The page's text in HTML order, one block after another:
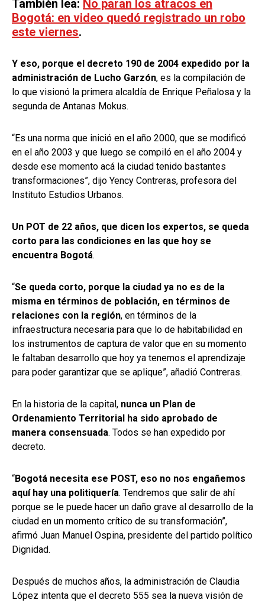
También lea: No paran los atracos en
Bogotá: en video quedó registrado un robo
este viernes.
Y eso, porque el decreto 190 de 2004 expedido por la
administración de Lucho Garzón, es la compilación de
lo que visionó la primera alcaldía de Enrique Peñalosa y la
segunda de Antanas Mokus.
“Es una norma que inició en el año 2000, que se modificó
en el año 2003 y que luego se compiló en el año 2004 y
desde ese momento acá la ciudad tenido bastantes
transformaciones”, dijo Yency Contreras, profesora del
Instituto Estudios Urbanos.
Un POT de 22 años, que dicen los expertos, se queda
corto para las condiciones en las que hoy se
encuentra Bogotá.
“Se queda corto, porque la ciudad ya no es de la
misma en términos de población, en términos de
relaciones con la región, en términos de la
infraestructura necesaria para que lo de habitabilidad en
los instrumentos de captura de valor que en su momento
le faltaban desarrollo que hoy ya tenemos el aprendizaje
para poder garantizar que se aplique”, añadió Contreras.
En la historia de la capital, nunca un Plan de
Ordenamiento Territorial ha sido aprobado de
manera consensuada. Todos se han expedido por
decreto.
“Bogotá necesita ese POST, eso no nos engañemos
aquí hay una politiquería. Tendremos que salir de ahí
porque se le puede hacer un daño grave al desarrollo de la
ciudad en un momento crítico de su transformación”,
afirmó Juan Manuel Ospina, presidente del partido político
Dignidad.
Después de muchos años, la administración de Claudia
López intenta que el decreto 555 sea la nueva visión de